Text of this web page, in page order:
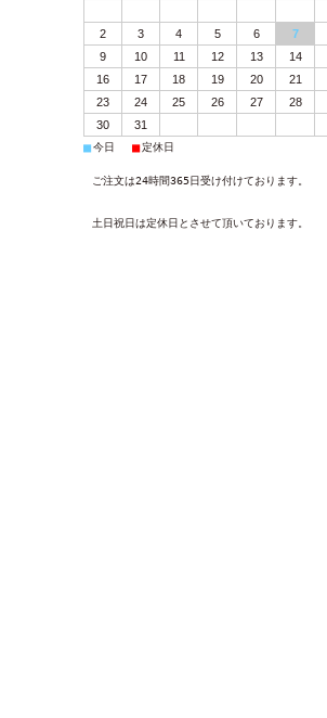
2
3 4 5 6 7
9
10 11 12 13 14
16
17 18 19 20 21
23
24 25 26 27 28
30
31
■今日 ■定休日
ご注文は24時間365日受け付けております。
土日祝日は定休日とさせて頂いております。